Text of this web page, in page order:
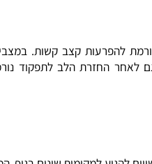
אות יותר, אזור
עובר תהליך הנקרא נמק.
קצב קשות. במצבים
הלב לתפקוד נורמלי